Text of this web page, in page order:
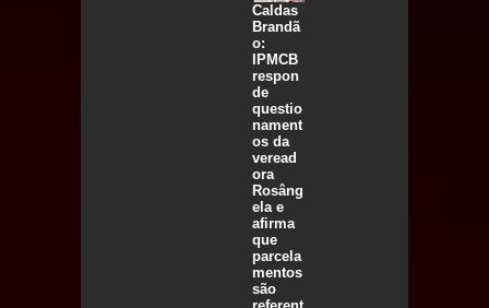
Caldas
Brandã
o:
IPMCB
respon
de
questio
nament
os da
veread
ora
Rosâng
ela e
afirma
que
parcela
mentos
são